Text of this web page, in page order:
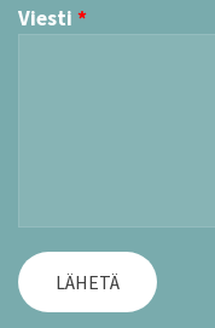
Viesti
LÄHETÄ